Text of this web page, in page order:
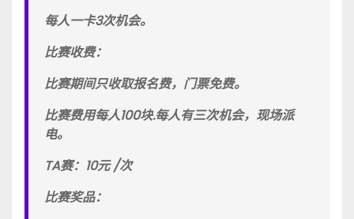
每人一卡3次机会。
比赛收费：
比赛期间只收取报名费，门票免费。
比赛费用每人100块.每人有三次机会，现场派
电。
TA赛：10元 /次
比赛奖品：